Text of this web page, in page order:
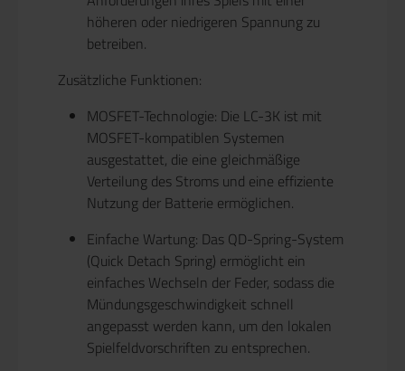
höheren oder niedrigeren Spannung zu
betreiben.
Zusätzliche Funktionen:
MOSFET-Technologie: Die LC-3K ist mit
MOSFET-kompatiblen Systemen
ausgestattet, die eine gleichmäßige
Verteilung des Stroms und eine effiziente
Nutzung der Batterie ermöglichen.
Einfache Wartung: Das QD-Spring-System
(Quick Detach Spring) ermöglicht ein
einfaches Wechseln der Feder, sodass die
Mündungsgeschwindigkeit schnell
angepasst werden kann, um den lokalen
Spielfeldvorschriften zu entsprechen.